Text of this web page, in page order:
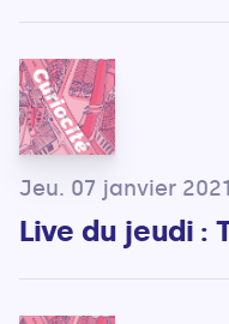
Jeu. 07 janvier 2021
Live du jeudi :